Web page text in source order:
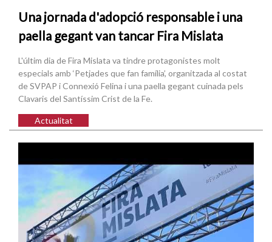
Una jornada d'adopció responsable i una
paella gegant van tancar Fira Mislata
L'últim dia de Fira Mislata va tindre protagonistes molt
especials amb ‘Petjades que fan família’, organitzada al costat
de SVPAP i Connexió Felina i una paella gegant cuinada pels
Clavaris del Santíssim Crist de la Fe.
Actualitat